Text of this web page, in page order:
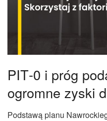
PIT‑0 i próg
ogromne zyski
Podstawą planu